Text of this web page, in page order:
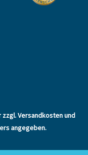
zzgl.Versandkostenund
angegeben.